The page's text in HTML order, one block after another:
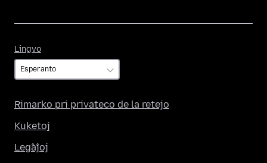
Lingvo
Rimarko pri privateco de la retejo
Kuketoj
Leĝaĵoj